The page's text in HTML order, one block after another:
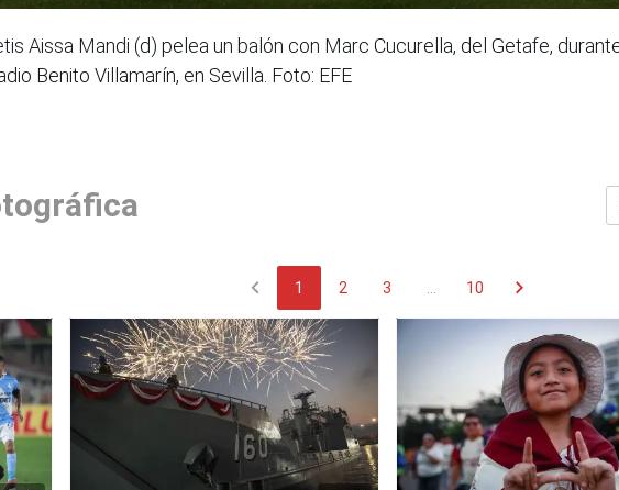
Aissa Mandi (d) pelea un balón con Marc Cucurella, del Getafe,
Benito Villamarín, en Sevilla. Foto: EFE
chevron_left 1 2 3 10 chevron_right